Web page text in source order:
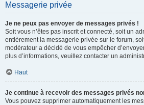
Messagerie privée
Je ne peux pas envoyer de messages privés !
Soit vous n’êtes pas inscrit et connecté, soit un
entièrement la messagerie privée sur le forum,
modérateur a décidé de vous empêcher
plus d’informations, veuillez contacter un
Haut
Je continue à recevoir des messages privés
Vous pouvez supprimer automatiquement les